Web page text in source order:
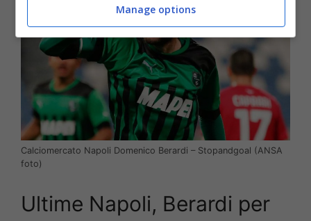
Calciomercato Napoli Domenico Berardi – Stopandgoal (ANSA
foto)
Ultime Napoli, Berardi per
Manage options